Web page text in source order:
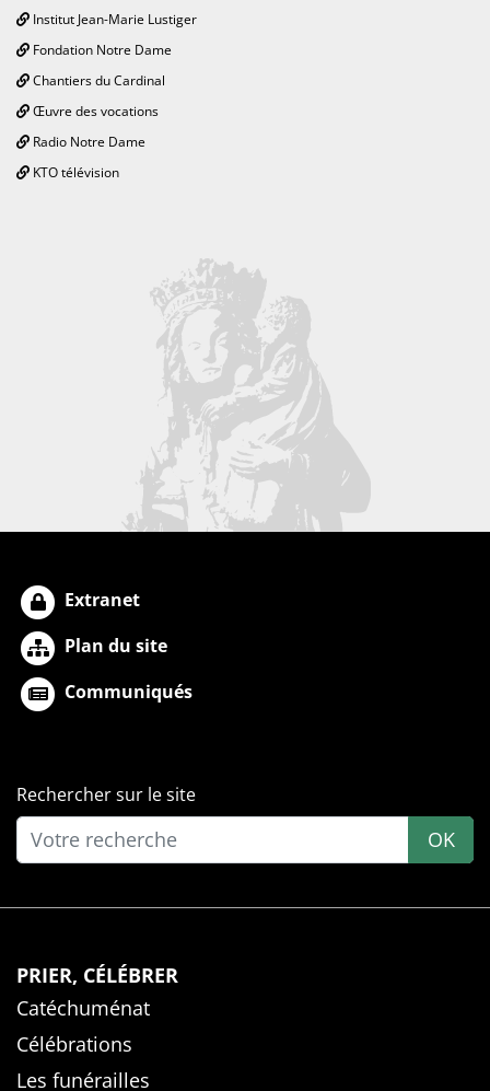
Institut Jean-Marie Lustiger
Fondation Notre Dame
Chantiers du Cardinal
Œuvre des vocations
Radio Notre Dame
KTO télévision
Extranet
Plan du site
Communiqués
Rechercher sur le site
OK
PRIER, CÉLÉBRER
Catéchuménat
Célébrations
Les funérailles